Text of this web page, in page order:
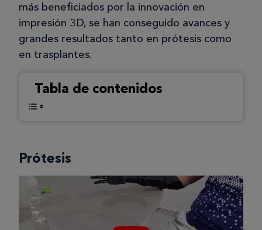
más beneficiados por la innovación en
impresión 3D, se han conseguido avances y
grandes resultados tanto en prótesis como
en trasplantes.
Tabla de contenidos
Prótesis